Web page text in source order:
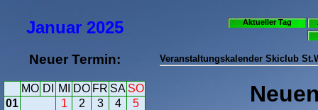
Januar 2025
Neuer Termin:
MO DI MI DO FR SA SO
01
1 2 3 4
5
Aktueller Tag
Veranstaltungskalender Skiclub